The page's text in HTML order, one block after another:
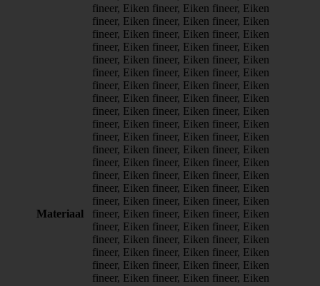
Materiaal
fineer, Eiken fineer, Eiken fineer, Eiken
fineer, Eiken fineer, Eiken fineer, Eiken
fineer, Eiken fineer, Eiken fineer, Eiken
fineer, Eiken fineer, Eiken fineer, Eiken
fineer, Eiken fineer, Eiken fineer, Eiken
fineer, Eiken fineer, Eiken fineer, Eiken
fineer, Eiken fineer, Eiken fineer, Eiken
fineer, Eiken fineer, Eiken fineer, Eiken
fineer, Eiken fineer, Eiken fineer, Eiken
fineer, Eiken fineer, Eiken fineer, Eiken
fineer, Eiken fineer, Eiken fineer, Eiken
fineer, Eiken fineer, Eiken fineer, Eiken
fineer, Eiken fineer, Eiken fineer, Eiken
fineer, Eiken fineer, Eiken fineer, Eiken
fineer, Eiken fineer, Eiken fineer, Eiken
fineer, Eiken fineer, Eiken fineer, Eiken
fineer, Eiken fineer, Eiken fineer, Eiken
fineer, Eiken fineer, Eiken fineer, Eiken
fineer, Eiken fineer, Eiken fineer, Eiken
fineer, Eiken fineer, Eiken fineer, Eiken
fineer, Eiken fineer, Eiken fineer, Eiken
fineer, Eiken fineer, Eiken fineer, Eiken